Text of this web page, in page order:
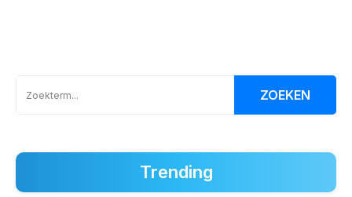
ZOEKEN
Trending